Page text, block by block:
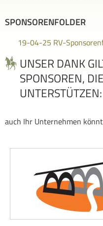
SPONSORENFOLDER
19-04-25 RV-
UNSER DANK
SPONSOREN,
NTERSTÜTZEN:
auch Ihr Unternehmen